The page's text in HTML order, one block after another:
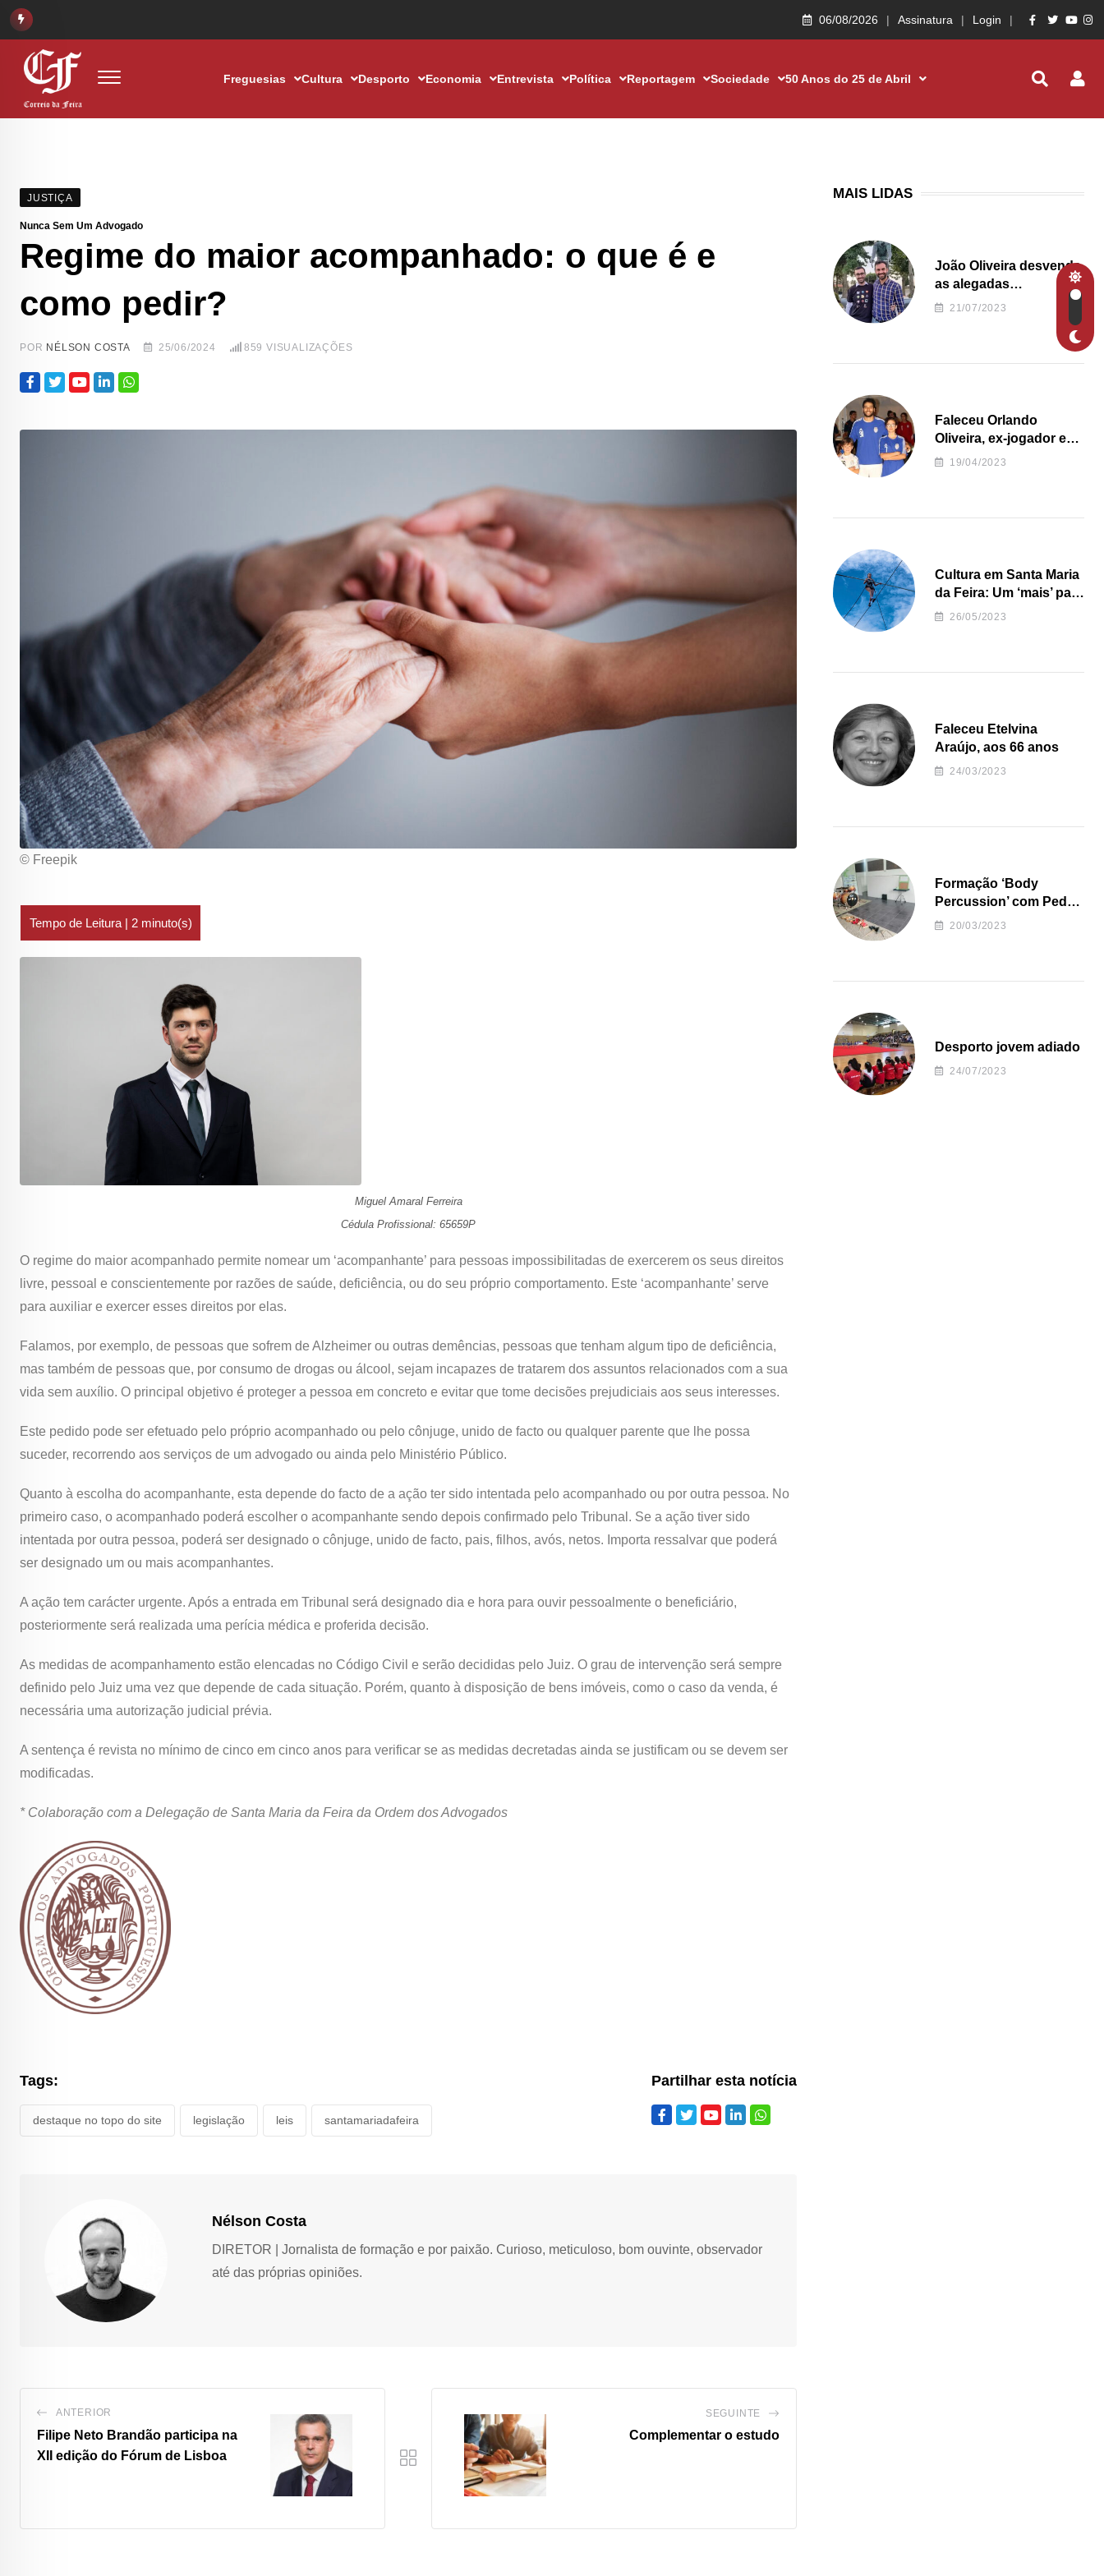
06/08/2026 Assinatura Login
Freguesias Cultura Desporto Economia Entrevista Política Reportagem Sociedade 50 Anos do 25 de Abril
JUSTIÇA
Nunca Sem Um Advogado
Regime do maior acompanhado: o que é e
como pedir?
POR NÉLSON COSTA 25/06/2024 859 VISUALIZAÇÕES
© Freepik
Miguel Amaral Ferreira
Cédula Profissional: 65659P
O regime do maior acompanhado permite nomear um ‘acompanhante’ para pessoas impossibilitadas de exercerem os seus direitos
livre, pessoal e conscientemente por razões de saúde, deficiência, ou do seu próprio comportamento. Este ‘acompanhante’ serve
para auxiliar e exercer esses direitos por elas.
Falamos, por exemplo, de pessoas que sofrem de Alzheimer ou outras demências, pessoas que tenham algum tipo de deficiência,
mas também de pessoas que, por consumo de drogas ou álcool, sejam incapazes de tratarem dos assuntos relacionados com a sua
vida sem auxílio. O principal objetivo é proteger a pessoa em concreto e evitar que tome decisões prejudiciais aos seus interesses.
Este pedido pode ser efetuado pelo próprio acompanhado ou pelo cônjuge, unido de facto ou qualquer parente que lhe possa
suceder, recorrendo aos serviços de um advogado ou ainda pelo Ministério Público.
Quanto à escolha do acompanhante, esta depende do facto de a ação ter sido intentada pelo acompanhado ou por outra pessoa. No
primeiro caso, o acompanhado poderá escolher o acompanhante sendo depois confirmado pelo Tribunal. Se a ação tiver sido
intentada por outra pessoa, poderá ser designado o cônjuge, unido de facto, pais, filhos, avós, netos. Importa ressalvar que poderá
ser designado um ou mais acompanhantes.
A ação tem carácter urgente. Após a entrada em Tribunal será designado dia e hora para ouvir pessoalmente o beneficiário,
posteriormente será realizada uma perícia médica e proferida decisão.
As medidas de acompanhamento estão elencadas no Código Civil e serão decididas pelo Juiz. O grau de intervenção será sempre
definido pelo Juiz uma vez que depende de cada situação. Porém, quanto à disposição de bens imóveis, como o caso da venda, é
necessária uma autorização judicial prévia.
A sentença é revista no mínimo de cinco em cinco anos para verificar se as medidas decretadas ainda se justificam ou se devem ser
modificadas.
* Colaboração com a Delegação de Santa Maria da Feira da Ordem dos Advogados
Tags:
destaque no topo do site legislação leis santamariadafeira
Partilhar esta notícia
Nélson Costa
DIRETOR | Jornalista de formação e por paixão. Curioso, meticuloso, bom ouvinte, observador
até das próprias opiniões.
ANTERIOR
Filipe Neto Brandão participa na
XII edição do Fórum de Lisboa
SEGUINTE
Complementar o estudo
MAIS LIDAS
João Oliveira desvenda
as alegadas
irregularidades da
Junta de Freguesia S.
21/07/2023
Faleceu Orlando
Oliveira, ex-jogador e
treinador da formação
19/04/2023
Cultura em Santa Maria
da Feira: Um ‘mais’ para
o Concelho
26/05/2023
Faleceu Etelvina
Araújo, aos 66 anos
24/03/2023
Formação ‘Body
Percussion’ com Pedro
Almeida
20/03/2023
Desporto jovem adiado
24/07/2023